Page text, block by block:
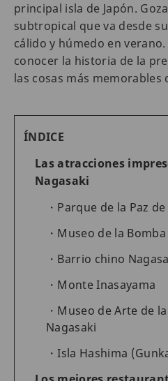
principal isla de Japón.
subtropical que va desde
cálido y húmedo en
conocer la historia de la
las cosas más memorables
ÍNDICE
Las atracciones
Nagasaki
Parque de la Paz
Museo de la
Barrio chino
Monte Inasayama
Museo de Arte de
Nagasaki
Isla Hashima